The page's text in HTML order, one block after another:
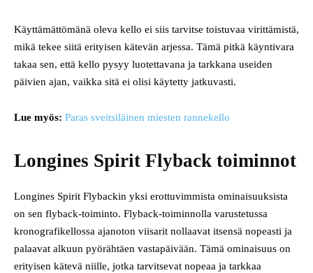
Käyttämättömänä oleva kello ei siis tarvitse toistuvaa virittämistä,
mikä tekee siitä erityisen kätevän arjessa. Tämä pitkä käyntivara
takaa sen, että kello pysyy luotettavana ja tarkkana useiden
päivien ajan, vaikka sitä ei olisi käytetty jatkuvasti.
Lue myös: Paras sveitsiläinen miesten rannekello
Longines Spirit Flyback toiminnot
Longines Spirit Flybackin yksi erottuvimmista ominaisuuksista
on sen flyback-toiminto. Flyback-toiminnolla varustetussa
kronografikellossa ajanoton viisarit nollaavat itsensä nopeasti ja
palaavat alkuun pyörähtäen vastapäivään. Tämä ominaisuus on
erityisen kätevä niille, jotka tarvitsevat nopeaa ja tarkkaa